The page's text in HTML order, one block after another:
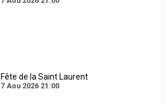
Fête de la Saint Laurent
7 Aou 2026 21:00